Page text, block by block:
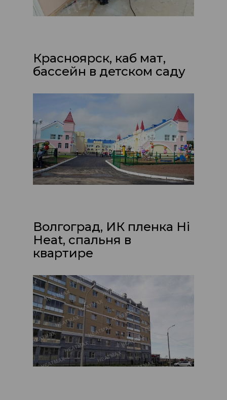
Красноярск, каб мат,
бассейн в детском саду
Волгоград, ИК пленка Hi
Heat, спальня в
квартире